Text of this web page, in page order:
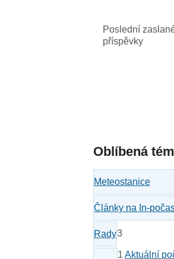
Poslední
příspěvky
Oblíbená
Meteostanice
Články na In-
Rady3
1Aktuální